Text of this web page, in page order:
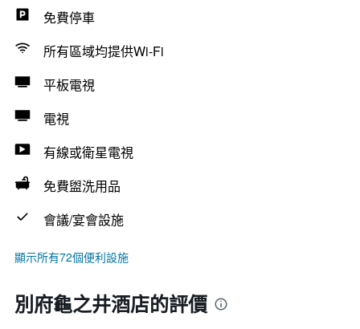
免費停車
所有區域均提供Wi-Fi
平板電視
電視
有線或衛星電視
免費盥洗用品
會議/宴會設施
顯示所有72個便利設施
別府龜之井酒店的評價